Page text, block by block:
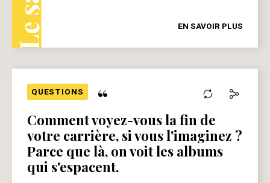
EN SAVOIR PLUS
QUESTIONS “
Comment voyez-vous la fin de
votre carrière, si vous l'imaginez ?
Parce que là, on voit les albums
qui s'espacent.